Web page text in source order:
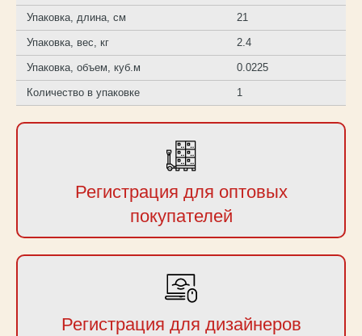
Упаковка, длина, см 21
Упаковка, вес, кг 2.4
Упаковка, объем, куб.м 0.0225
Количество в упаковке 1
Регистрация для оптовых
покупателей
Регистрация для дизайнеров